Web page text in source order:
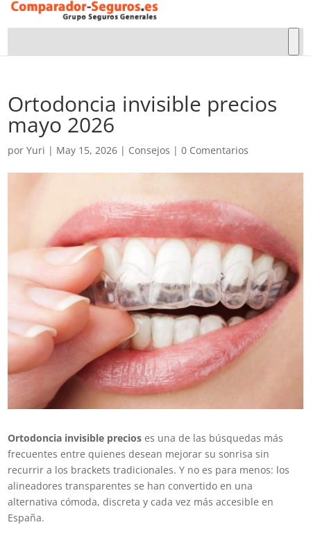
Ortodoncia invisible precios
mayo 2026
porYuri | May 15, 2026 | Consejos |0 Comentarios
Ortodoncia invisible precioses una de las búsquedas más
frecuentes entre quienes desean mejorar su sonrisa sin
recurrir a los brackets tradicionales. Y no es para menos: los
alineadores transparentes se han convertido en una
alternativa cómoda, discreta y cada vez más accesible en
España.